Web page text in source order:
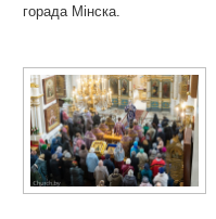
горада Мінска.